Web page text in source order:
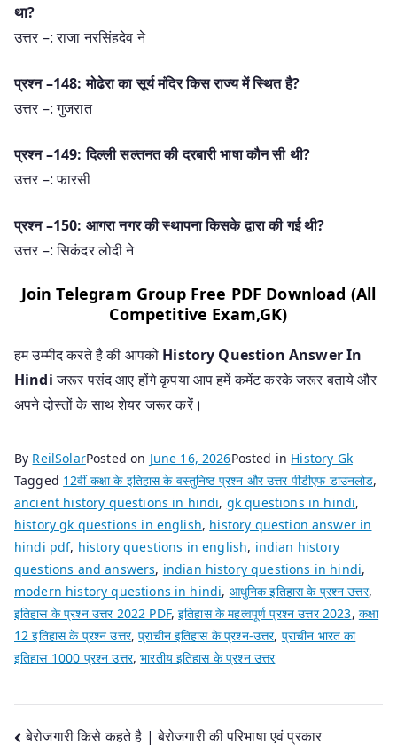
था?
उत्तर –: राजा नरसिंहदेव ने
प्रश्न –148: मोढेरा का सूर्य मंदिर किस राज्य में स्थित है?
उत्तर –: गुजरात
प्रश्न –149: दिल्ली सल्तनत की दरबारी भाषा कौन सी थी?
उत्तर –: फारसी
प्रश्न –150: आगरा नगर की स्थापना किसके द्वारा की गई थी?
उत्तर –: सिकंदर लोदी ने
Join Telegram Group Free PDF Download (All
Competitive Exam,GK)
हम उम्मीद करते है की आपको History Question Answer In
Hindiजरूर पसंद आए होंगे कृपया आप हमें कमेंट करके जरूर बताये और
अपने दोस्तों के साथ शेयर जरूर करें।
By ReilSolarPosted on June 16, 2026Posted in History Gk
Tagged 12वीं कक्षा के इतिहास के वस्तुनिष्ठ प्रश्न और उत्तर पीडीएफ डाउनलोड,
ancient history questions in hindi, gk questions in hindi,
history gk questions in english, history question answer in
hindi pdf, history questions in english, indian history
questions and answers, indian history questions in hindi,
modern history questions in hindi, आधुनिक इतिहास के प्रश्न उत्तर,
इतिहास के प्रश्न उत्तर 2022 PDF,इतिहास के महत्वपूर्ण प्रश्न उत्तर 2023, कक्षा
12 इतिहास के प्रश्न उत्तर,प्राचीन इतिहास के प्रश्न-उत्तर, प्राचीन भारत का
इतिहास 1000 प्रश्न उत्तर,भारतीय इतिहास के प्रश्न उत्तर
Post
बेरोजगारी किसे कहते है | बेरोजगारी की परिभाषा एवं प्रकार